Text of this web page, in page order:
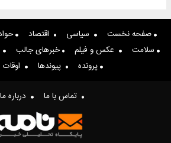
صفحه نخست سیاسی اقتصاد
سلامت
عکس و فیلم خبرهای جالب
پرونده
پیوندها
تماس با ما درباره ما